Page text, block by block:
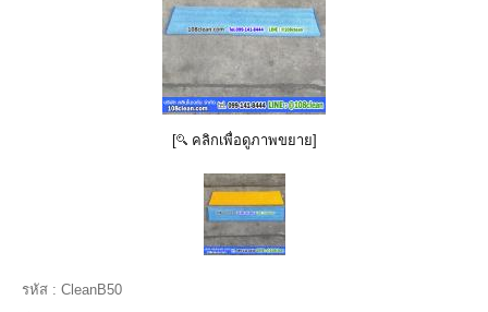
[ คลิกเพื่อดูภาพขยาย]
รหัส : CleanB50